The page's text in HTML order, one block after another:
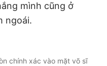
mình cũng ở
ngoái.
chính xác vào mặt võ sĩ